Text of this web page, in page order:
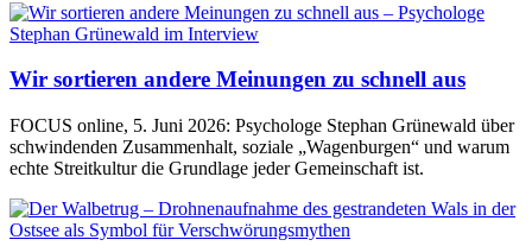
Wir sortieren andere Meinungen zu schnell aus
FOCUS online, 5. Juni 2026: Psychologe Stephan Grünewald über
schwindenden Zusammenhalt, soziale „Wagenburgen“ und warum
echte Streitkultur die Grundlage jeder Gemeinschaft ist.